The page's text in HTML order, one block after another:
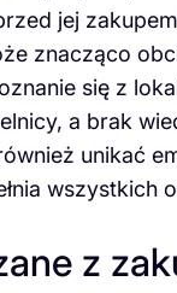
jej
znacząco
się z
a brak
unikać
wszystkich
z